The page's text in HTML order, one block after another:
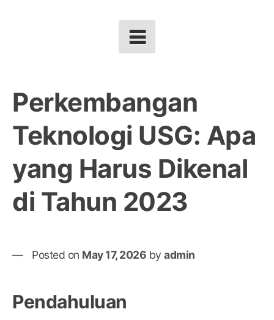
Perkembangan
Teknologi USG: Apa
yang Harus Dikenal
di Tahun 2023
Posted on May 17, 2026 by admin
Pendahuluan